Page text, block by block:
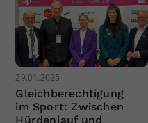
29.01.2025
Gleichberechtigung
im Sport: Zwischen
Hürdenlauf und